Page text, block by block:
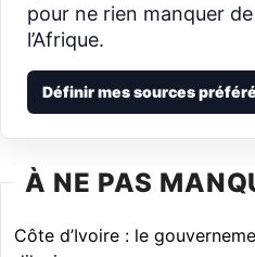
pour ne rien manquer
l’Afrique.
Définir mes sources
À NE PAS
Côte d’Ivoire : le